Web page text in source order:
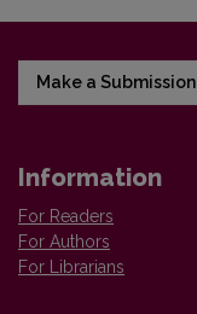
Make a Submission
Information
For Readers
For Authors
For Librarians